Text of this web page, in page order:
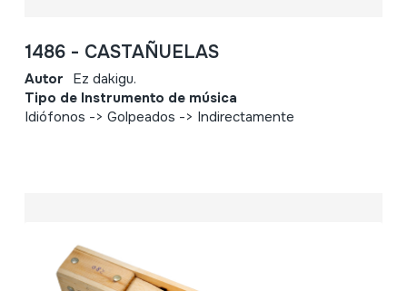
1486 - CASTAÑUELAS
Autor Ez dakigu.
Tipo de Instrumento de música
Idiófonos -> Golpeados -> Indirectamente